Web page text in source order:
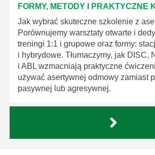
FORMY, METODY I PRAKTYCZNE
Jak wybrać skuteczne szkolenie z
Porównujemy warsztaty otwarte i
treningi 1:1 i grupowe oraz formy:
i hybrydowe. Tłumaczymy, jak DISC,
i ABL wzmacniają praktyczne
używać asertywnej odmowy zamiast
pasywnej lub agresywnej.